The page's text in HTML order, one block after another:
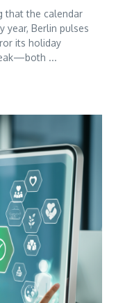
that the calendar
year, Berlin pulses
its holiday
...